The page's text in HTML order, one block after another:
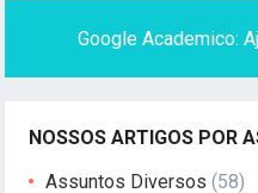
Google Academico:
NOSSOS ARTIGOS POR
Assuntos Diversos (58)